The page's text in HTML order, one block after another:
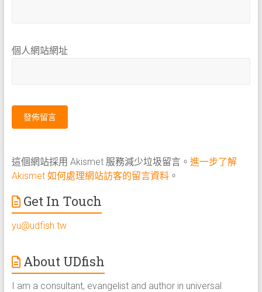
個人網站網址
這個網站採用 Akismet 服務減少垃圾留言。 進一步了解
Akismet 如何處理網站訪客的留言資料。
Get In Touch
yu@udfish.tw
About UDfish
I am a consultant, evangelist and author in universal